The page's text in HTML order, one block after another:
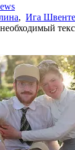
, Ига